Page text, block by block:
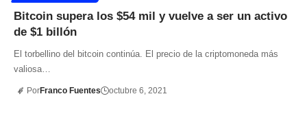
Bitcoin supera los $54 mil y vuelve a ser un activo
de $1 billón
El torbellino del bitcoin continúa. El precio de la criptomoneda más
valiosa…
PorFranco Fuentes octubre 6, 2021